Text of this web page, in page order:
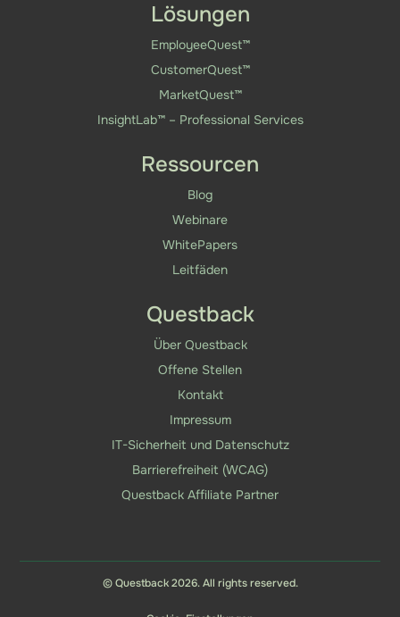
Lösungen
EmployeeQuest™
CustomerQuest™
MarketQuest™
InsightLab™ – Professional Services
Ressourcen
Blog
Webinare
WhitePapers
Leitfäden
Questback
Über Questback
Offene Stellen
Kontakt
Impressum
IT-Sicherheit und Datenschutz
Barrierefreiheit (WCAG)
Questback Affiliate Partner
© Questback 2026. All rights reserved.